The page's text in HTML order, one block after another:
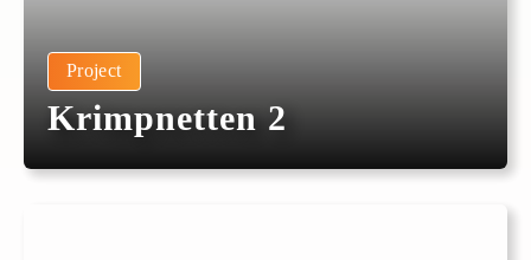
Project
Krimpnetten 2